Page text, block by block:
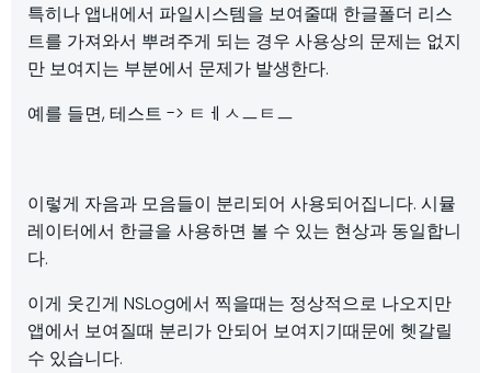
특히나 앱내에서 파일시스템을 보여줄때 한글폴더 리스
트를 가져와서 뿌려주게 되는 경우 사용상의 문제는 없지
만 보여지는 부분에서 문제가 발생한다.
예를 들면, 테스트 -> ㅌㅔㅅㅡㅌㅡ
이렇게 자음과 모음들이 분리되어 사용되어집니다. 시뮬
레이터에서 한글을 사용하면 볼 수 있는 현상과 동일합니
다.
이게 웃긴게 NSLog에서 찍을때는 정상적으로 나오지만
앱에서 보여질때 분리가 안되어 보여지기때문에 헷갈릴
수 있습니다.